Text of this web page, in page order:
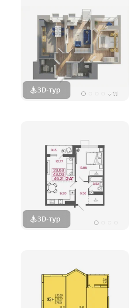
3D-тур + 11
3D-тур